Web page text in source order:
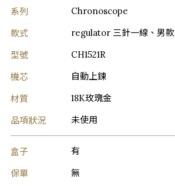
系列 Chronoscope
款式 regulator 三針一線、男款
型號 CH1521R
機芯 自動上鍊
材質 18K玫瑰金
品項狀況 未使用
盒子 有
保單 無